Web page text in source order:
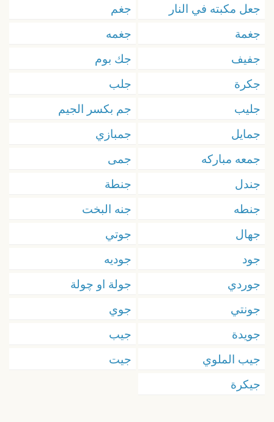
جعل مكبته في النار
جغم
جغمة
جغمه
جفيف
جك بوم
جكرة
جلب
جليب
جم بكسر الجيم
جمايل
جمبازي
جمعه مباركه
جمى
جندل
جنطة
جنطه
جنه البخت
جهال
جوتي
جود
جوديه
جوردي
جولة او چولة
جونتي
جوي
جويدة
جيب
جيب الملوي
جيت
جيكرة